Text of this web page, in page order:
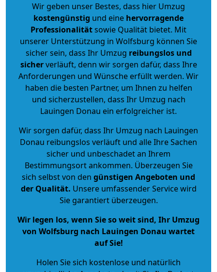
Wir geben unser Bestes, dass hier Umzug
kostengünstig und eine hervorragende
Professionalitätsowie Qualität bietet. Mit
unserer Unterstützung in Wolfsburg können Sie
sicher sein, dass Ihr Umzug reibungslos und
sicherverläuft, denn wir sorgen dafür, dass Ihre
Anforderungen und Wünsche erfüllt werden. Wir
haben die besten Partner, um Ihnen zu helfen
und sicherzustellen, dass Ihr Umzug nach
Lauingen Donau ein erfolgreicher ist.
Wir sorgen dafür, dass Ihr Umzug nach Lauingen
Donau reibungslos verläuft und alle Ihre Sachen
sicher und unbeschadet an Ihrem
Bestimmungsort ankommen. Überzeugen Sie
sich selbst von den günstigen Angeboten und
der Qualität. Unsere umfassender Service wird
Sie garantiert überzeugen.
Wir legen los, wenn Sie so weit sind, Ihr Umzug
von Wolfsburg nach Lauingen Donau wartet
auf Sie!
Holen Sie sich kostenlose und natürlich